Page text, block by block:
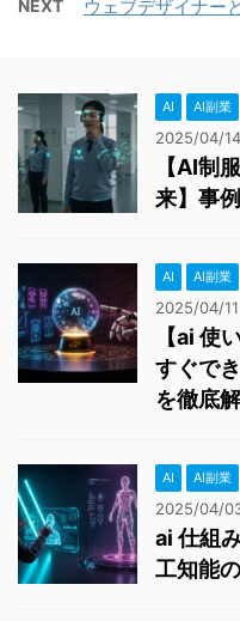
NEXT ウェブデザイナー
AI AI副業
2025/04/14
【AI制
来】事
AI AI副業
2025/04/11
【ai 使
すぐで
を徹底
AI AI副業
2025/04/
ai 仕組
工知能